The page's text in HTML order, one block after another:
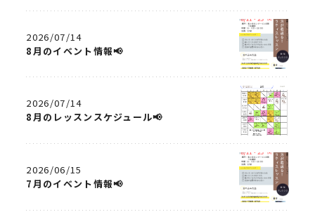
2026/07/14
8月のイベント情報📢
2026/07/14
8月のレッスンスケジュール📢
2026/06/15
7月のイベント情報📢